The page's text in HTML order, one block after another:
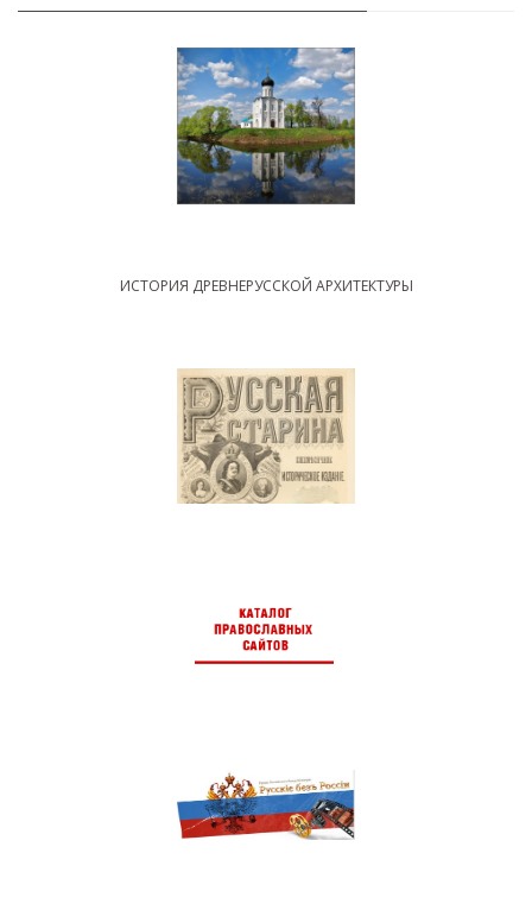
ИСТОРИЯ ДРЕВНЕРУССКОЙ АРХИТЕКТУРЫ